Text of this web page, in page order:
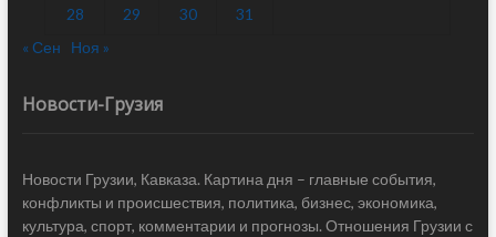
28 29 30
31
« Сен
Ноя »
Новости-Грузия
Новости Грузии, Кавказа. Картина дня – главные события,
конфликты и происшествия, политика, бизнес, экономика,
культура, спорт, комментарии и прогнозы. Отношения Грузии с